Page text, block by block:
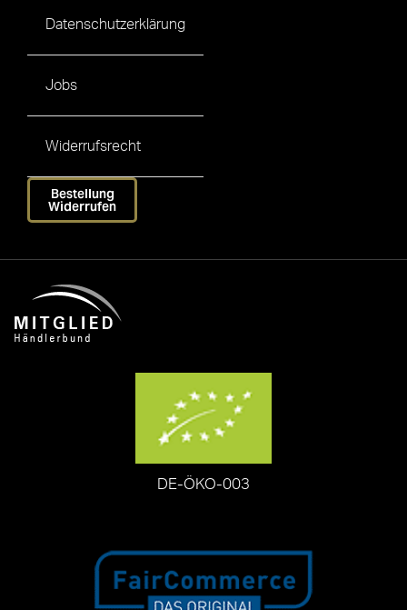
Datenschutzerklärung
Jobs
Widerrufsrecht
Bestellung
Widerrufen
DE-ÖKO-003